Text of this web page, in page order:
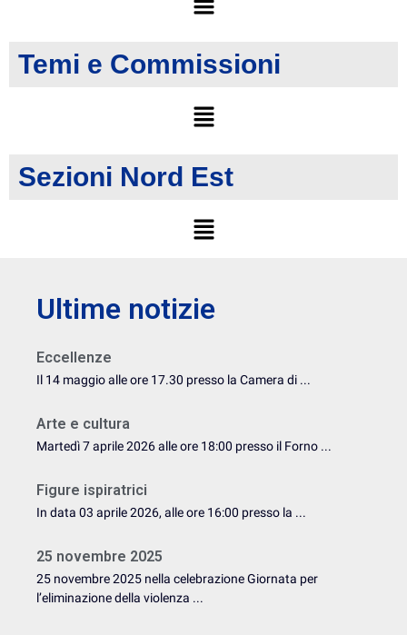
Temi e Commissioni
Sezioni Nord Est
Ultime notizie
Eccellenze
Il 14 maggio alle ore 17.30 presso la Camera di ...
Arte e cultura
Martedì 7 aprile 2026 alle ore 18:00 presso il Forno ...
Figure ispiratrici
In data 03 aprile 2026, alle ore 16:00 presso la ...
25 novembre 2025
25 novembre 2025 nella celebrazione Giornata per
l’eliminazione della violenza ...